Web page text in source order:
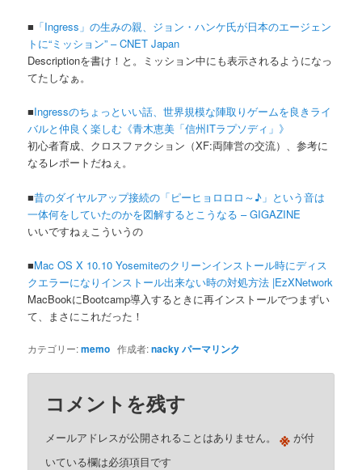
■ 「Ingress」の生みの親、ジョン・ハンケ氏が日本のエージェン
トに“ミッション” – CNET Japan
Descriptionを書け！と。ミッション中にも表示されるようになっ
てたしなぁ。
■Ingressのちょっといい話、世界規模な陣取りゲームを良きライ
バルと仲良く楽しむ《青木恵美「信州ITラプソディ」》
初心者育成、クロスファクション（XF:両陣営の交流）、参考に
なるレポートだねぇ。
■昔のダイヤルアップ接続の「ピーヒョロロロ～♪」という音は
一体何をしていたのかを図解するとこうなる – GIGAZINE
いいですねぇこういうの
■Mac OS X 10.10 Yosemiteのクリーンインストール時にディス
クエラーになりインストール出来ない時の対処方法 |EzXNetwork
MacBookにBootcamp導入するときに再インストールでつまずい
て、まさにこれだった！
カテゴリー:memo 作成者:nackyパーマリンク
コメントを残す
メールアドレスが公開されることはありません。 ※ が付
いている欄は必須項目です